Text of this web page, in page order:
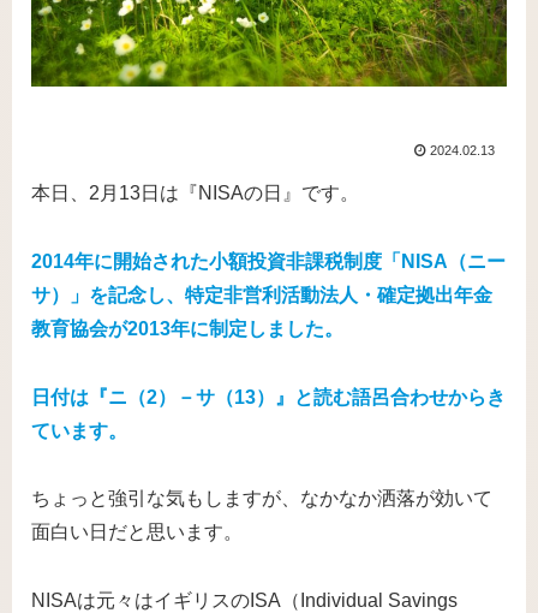
2024.02.13
本日、2月13日は『NISAの日』です。
2014年に開始された小額投資非課税制度「NISA（ニー
サ）」を記念し、特定非営利活動法人・確定拠出年金
教育協会が2013年に制定しました。
日付は『ニ（2）－サ（13）』と読む語呂合わせからき
ています。
ちょっと強引な気もしますが、なかなか洒落が効いて
面白い日だと思います。
NISAは元々はイギリスのISA（Individual Savings